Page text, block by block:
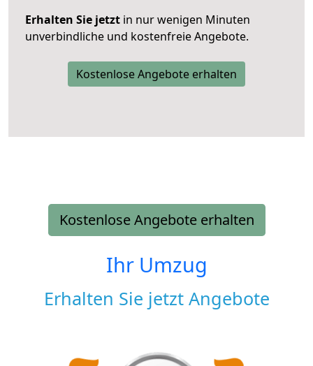
Erhalten Sie jetzt in nur wenigen Minuten
unverbindliche und kostenfreie Angebote.
Kostenlose Angebote erhalten
Kostenlose Angebote erhalten
Ihr Umzug
Erhalten Sie jetzt Angebote